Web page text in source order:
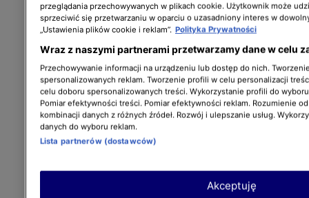
przeglądania przechowywanych w plikach cookie. Użytkownik może
sprzeciwić się przetwarzaniu w oparciu o uzasadniony interes w
„Ustawienia plików cookie i reklam”. Polityka Prywatności
Wraz z naszymi partnerami przetwarzamy dane w celu
Przechowywanie informacji na urządzeniu lub dostęp do nich.
spersonalizowanych reklam. Tworzenie profili w celu personalizacji
celu doboru spersonalizowanych treści. Wykorzystanie profili do
Pomiar efektywności treści. Pomiar efektywności reklam. Rozumienie
kombinacji danych z różnych źródeł. Rozwój i ulepszanie usług.
danych do wyboru reklam.
Lista partnerów (dostawców)
Akceptuję